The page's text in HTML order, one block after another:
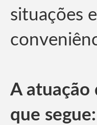
situações
A atuação
que segue: